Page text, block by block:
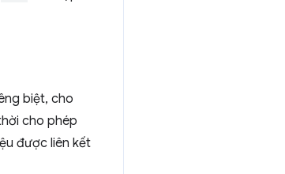
biệt, cho
cho phép
được liên kết